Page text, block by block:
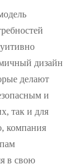
дизайн
делают
и
так и для
компания
в свою